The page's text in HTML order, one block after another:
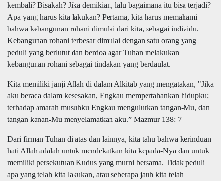
kembali? Bisakah? Jika demikian, lalu bagaimana itu bisa terjadi?
Apa yang harus kita lakukan? Pertama, kita harus memahami
bahwa kebangunan rohani dimulai dari kita, sebagai individu.
Kebangunan rohani terbesar dimulai dengan satu orang yang
peduli yang berlutut dan berdoa agar Tuhan melakukan
kebangunan rohani sebagai tindakan yang berdaulat.
Kita memiliki janji Allah di dalam Alkitab yang mengatakan, "Jika
aku berada dalam kesesakan, Engkau mempertahankan hidupku;
terhadap amarah musuhku Engkau mengulurkan tangan-Mu, dan
tangan kanan-Mu menyelamatkan aku.” Mazmur 138: 7
Dari firman Tuhan di atas dan lainnya, kita tahu bahwa kerinduan
hati Allah adalah untuk mendekatkan kita kepada-Nya dan untuk
memiliki persekutuan Kudus yang murni bersama. Tidak peduli
apa yang telah kita lakukan, atau seberapa jauh kita telah